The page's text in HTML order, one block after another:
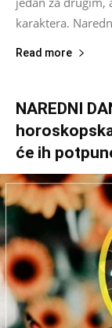
karaktera.
Read more
NAREDNI
će ih